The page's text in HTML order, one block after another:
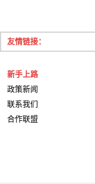
友情链接：
新手上路
政策新闻
联系我们
合作联盟